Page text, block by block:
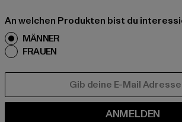
An welchen Produkten bist du
MÄNNER
FRAUEN
ANMELDEN